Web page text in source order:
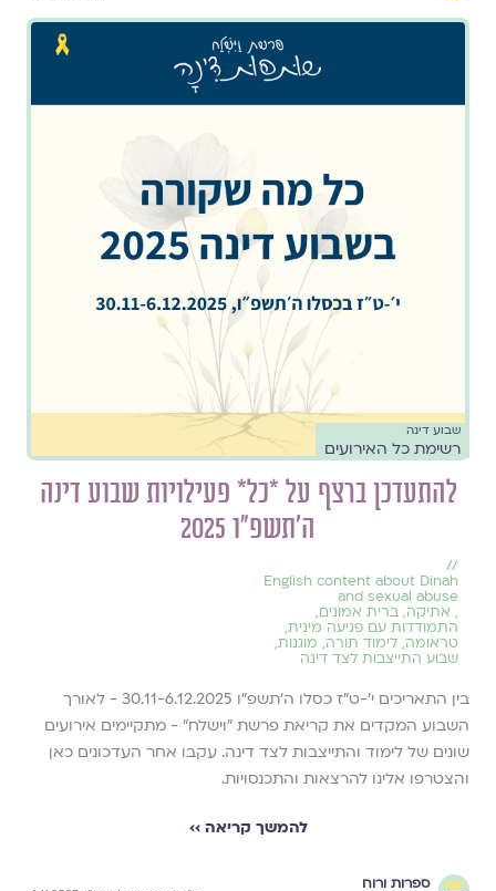
שבוע דינה
רשימת כל האירועים
להתעדכן ברצף על *כל* פעילויות שבוע דינה
ה׳תשפ״ו 2025
//
English content about Dinah
and sexual abuse
, אתיקה, ברית אמונים,
התמודדות עם פגיעה מינית,
טראומה, לימוד תורה, מוגנות,
שבוע התייצבות לצד דינה
בין התאריכים י׳-ט״ז כסלו ה׳תשפ״ו 30.11-6.12.2025 - לאורך
השבוע המקדים את קריאת פרשת ״וישלח״ - מתקיימים אירועים
שונים של לימוד והתייצבות לצד דינה. עקבו אחר העדכונים כאן
והצטרפו אלינו להרצאות והתכנסויות.
להמשך קריאה ››
ספרות ורוח